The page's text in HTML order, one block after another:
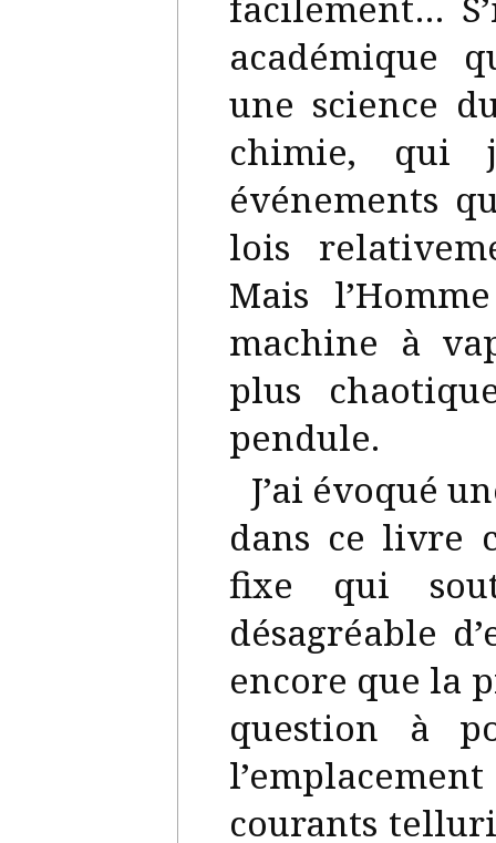
académique
une science
chimie, qui
événements
lois
Mais
machine à
plus
pendule.
J’ai évoqué
dans ce livre
fixe qui
désagréable
encore que la
question à
courants